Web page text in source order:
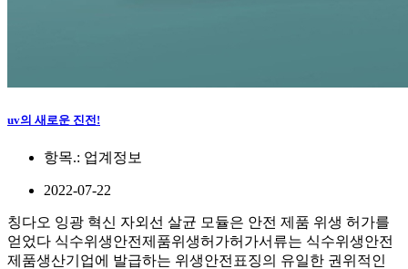
uv의 새로운 진전!
항목.: 업계정보
2022-07-22
칭다오 잉광 혁신 자외선 살균 모듈은 안전 제품 위생 허가를
얻었다 식수위생안전제품위생허가허가서류는 식수위생안전
제품생산기업에 발급하는 위생안전표징의 유일한 권위적인